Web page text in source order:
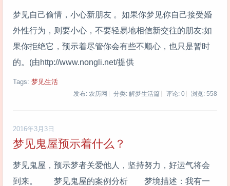
梦见自己偷情，小心新朋友 。如果你梦见你自己接受婚
外性行为，则要小心，不要轻易地相信新交往的朋友;如
果你拒绝它，预示着尽管你会有些不顺心，也只是暂时
的。(由http://www.nongli.net/提供
Tags: 梦见生活
发布: 农历网 分类: 解梦生活篇 评论: 0 浏览: 558
2016年3月3日
梦见鬼屋预示着什么？
梦见鬼屋，预示梦者关爱他人，坚持努力，好运气将会
到来。 梦见鬼屋的案例分析 梦境描述：我有一